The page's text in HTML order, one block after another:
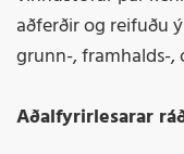
aðferðir og reifuðu
grunn-, framhalds-,
Aðalfyrirlesarar